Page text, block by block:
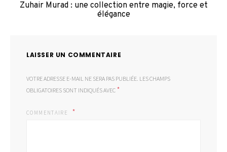
Zuhair Murad : une collection entre magie, force et
élégance
LAISSER UN COMMENTAIRE
VOTRE ADRESSE E-MAIL NE SERA PAS PUBLIÉE. LES CHAMPS
OBLIGATOIRES SONT INDIQUÉS AVEC *
COMMENTAIRE